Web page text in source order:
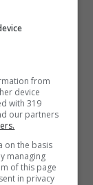
sport
in Bonus
from
device
with 319
our partners
on the basis
managing
of this page
in privacy